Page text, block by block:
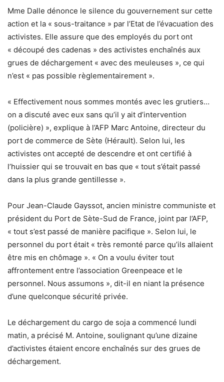
Mme Dalle dénonce le silence du gouvernement sur cette
action et la « sous-traitance » par l’Etat de l’évacuation des
activistes. Elle assure que des employés du port ont
« découpé des cadenas » des activistes enchaînés aux
grues de déchargement « avec des meuleuses », ce qui
n’est « pas possible règlementairement ».
« Effectivement nous sommes montés avec les grutiers…
on a discuté avec eux sans qu’il y ait d’intervention
(policière) », explique à l’AFP Marc Antoine, directeur du
port de commerce de Sète (Hérault). Selon lui, les
activistes ont accepté de descendre et ont certifié à
l’huissier qui se trouvait en bas que « tout s’était passé
dans la plus grande gentillesse ».
Pour Jean-Claude Gayssot, ancien ministre communiste et
président du Port de Sète-Sud de France, joint par l’AFP,
« tout s’est passé de manière pacifique ». Selon lui, le
personnel du port était « très remonté parce qu’ils allaient
être mis en chômage ». « On a voulu éviter tout
affrontement entre l’association Greenpeace et le
personnel. Nous assumons », dit-il en niant la présence
d’une quelconque sécurité privée.
Le déchargement du cargo de soja a commencé lundi
matin, a précisé M. Antoine, soulignant qu’une dizaine
d’activistes étaient encore enchaînés sur des grues de
déchargement.